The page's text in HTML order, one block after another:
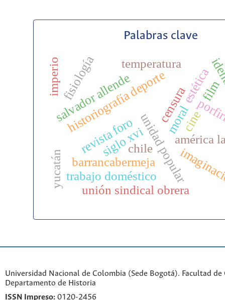
Palabras clave
historiografía deporte
américa
censuracine
film
chile
salvador allende
unidad popular
barrancabermeja
moral
unión sindical obrera
siglo xvi
trabajo doméstico
temperatura
yucatán
revista foro
estética
fisiología
imperio
Universidad Nacional de Colombia (Sede Bogotá). Facultad de
Departamento de Historia
ISSN Impreso: 0120-2456